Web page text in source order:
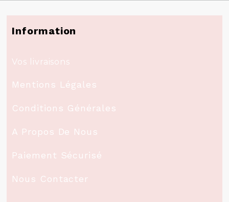
Information
Vos livraisons
Mentions Légales
Conditions Générales
A Propos De Nous
Paiement Sécurisé
Nous Contacter